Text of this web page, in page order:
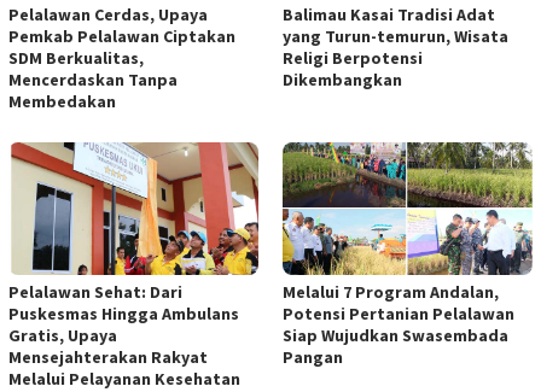
Pelalawan Cerdas, Upaya
Pemkab Pelalawan Ciptakan
SDM Berkualitas,
Mencerdaskan Tanpa
Membedakan
Balimau Kasai Tradisi Adat
yang Turun-temurun, Wisata
Religi Berpotensi
Dikembangkan
Pelalawan Sehat: Dari
Puskesmas Hingga Ambulans
Gratis, Upaya
Mensejahterakan Rakyat
Melalui Pelayanan Kesehatan
Melalui 7 Program Andalan,
Potensi Pertanian Pelalawan
Siap Wujudkan Swasembada
Pangan